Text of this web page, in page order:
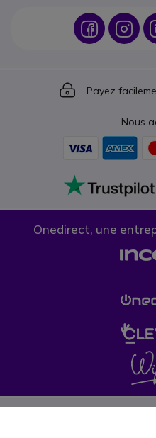
Icon
Icon
Payez
Nous
Onedirect, une